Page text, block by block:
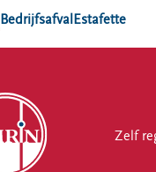
Bedrijfsafval Estafette
Zelf
Zelf regelen